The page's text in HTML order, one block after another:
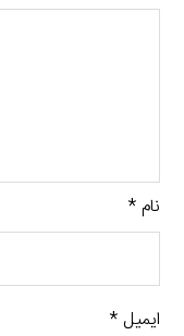
نام*
ایمیل*